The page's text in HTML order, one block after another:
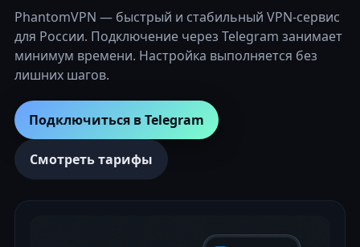
PhantomVPN — быстрый и стабильный VPN-сервис
для России. Подключение через Telegram занимает
минимум времени. Настройка выполняется без
лишних шагов.
Подключиться в Telegram
Смотреть тарифы